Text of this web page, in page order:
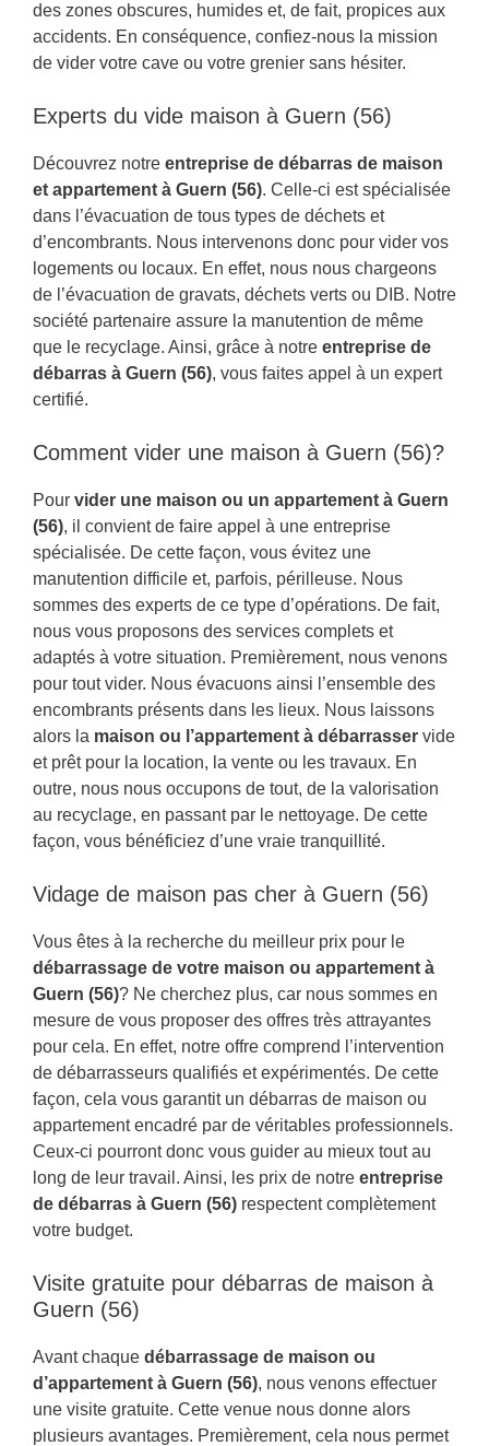
des zones obscures, humides et, de fait, propices aux
accidents. En conséquence, confiez-nous la mission
de vider votre cave ou votre grenier sans hésiter.
Experts du vide maison à Guern (56)
Découvrez notre entreprise de débarras de maison
et appartement à Guern (56). Celle-ci est spécialisée
dans l’évacuation de tous types de déchets et
d’encombrants. Nous intervenons donc pour vider vos
logements ou locaux. En effet, nous nous chargeons
de l’évacuation de gravats, déchets verts ou DIB. Notre
société partenaire assure la manutention de même
que le recyclage. Ainsi, grâce à notre entreprise de
débarras à Guern (56), vous faites appel à un expert
certifié.
Comment vider une maison à Guern (56)?
Pour vider une maison ou un appartement à Guern
(56), il convient de faire appel à une entreprise
spécialisée. De cette façon, vous évitez une
manutention difficile et, parfois, périlleuse. Nous
sommes des experts de ce type d’opérations. De fait,
nous vous proposons des services complets et
adaptés à votre situation. Premièrement, nous venons
pour tout vider. Nous évacuons ainsi l’ensemble des
encombrants présents dans les lieux. Nous laissons
alors la maison ou l’appartement à débarrasser vide
et prêt pour la location, la vente ou les travaux. En
outre, nous nous occupons de tout, de la valorisation
au recyclage, en passant par le nettoyage. De cette
façon, vous bénéficiez d’une vraie tranquillité.
Vidage de maison pas cher à Guern (56)
Vous êtes à la recherche du meilleur prix pour le
débarrassage de votre maison ou appartement à
Guern (56)? Ne cherchez plus, car nous sommes en
mesure de vous proposer des offres très attrayantes
pour cela. En effet, notre offre comprend l’intervention
de débarrasseurs qualifiés et expérimentés. De cette
façon, cela vous garantit un débarras de maison ou
appartement encadré par de véritables professionnels.
Ceux-ci pourront donc vous guider au mieux tout au
long de leur travail. Ainsi, les prix de notre entreprise
de débarras à Guern (56) respectent complètement
votre budget.
Visite gratuite pour débarras de maison à
Guern (56)
Avant chaque débarrassage de maison ou
d’appartement à Guern (56), nous venons effectuer
une visite gratuite. Cette venue nous donne alors
plusieurs avantages. Premièrement, cela nous permet